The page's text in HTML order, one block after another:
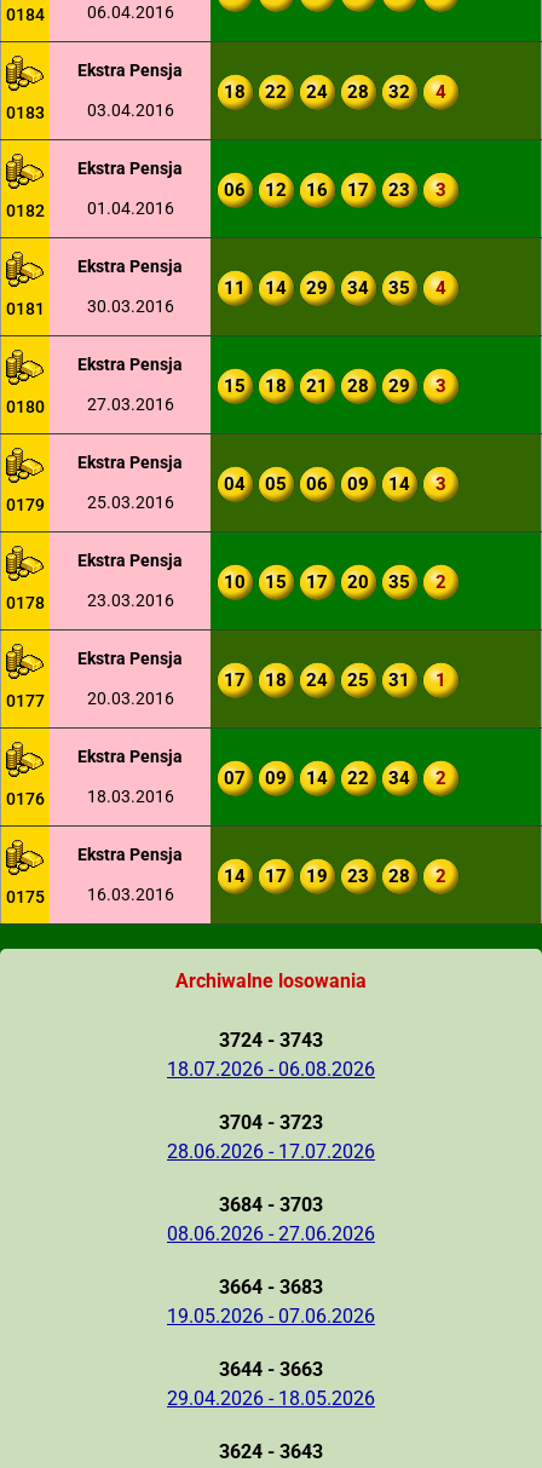
0184 06.04.2016
0183
Ekstra Pensja
03.04.2016
18 22 24 28 32 4
0182
Ekstra Pensja
01.04.2016
06 12 16 17 23 3
0181
Ekstra Pensja
30.03.2016
11 14 29 34 35 4
0180
Ekstra Pensja
27.03.2016
15 18 21 28 29 3
0179
Ekstra Pensja
25.03.2016
04 05 06 09 14 3
0178
Ekstra Pensja
23.03.2016
10 15 17 20 35 2
0177
Ekstra Pensja
20.03.2016
17 18 24 25 31 1
0176
Ekstra Pensja
18.03.2016
07 09 14 22 34 2
0175
Ekstra Pensja
16.03.2016
14 17 19 23 28 2
Archiwalne losowania
3724 - 3743
18.07.2026 - 06.08.2026
3704 - 3723
28.06.2026 - 17.07.2026
3684 - 3703
08.06.2026 - 27.06.2026
3664 - 3683
19.05.2026 - 07.06.2026
3644 - 3663
29.04.2026 - 18.05.2026
3624 - 3643